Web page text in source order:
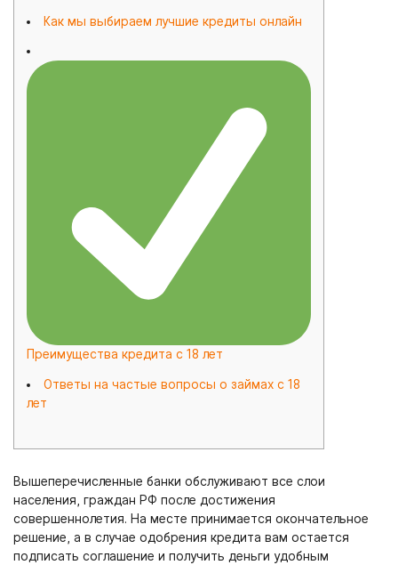
Как мы выбираем лучшие кредиты онлайн
Преимущества кредита с 18 лет
Ответы на частые вопросы о займах с 18
лет
Вышеперечисленные банки обслуживают все слои
населения, граждан РФ после достижения
совершеннолетия. На месте принимается окончательное
решение, а в случае одобрения кредита вам остается
подписать соглашение и получить деньги удобным